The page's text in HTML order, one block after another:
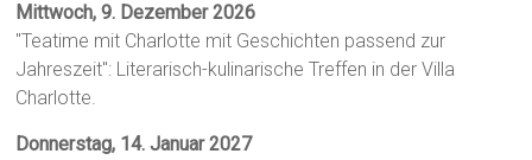
Mittwoch, 9. Dezember 2026
"Teatime mit Charlotte mit Geschichten passend zur
Jahreszeit": Literarisch-kulinarische Treffen in der Villa
Charlotte.
Donnerstag, 14. Januar 2027